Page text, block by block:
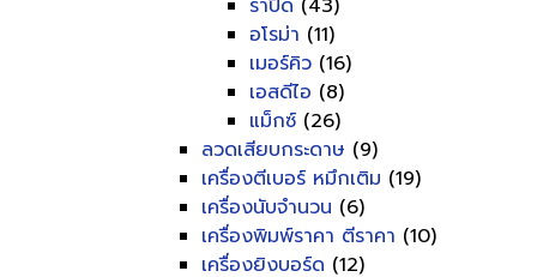
ราปิด (43)
อโรม่า (11)
เมอร์คิว (16)
เอสดีไอ (8)
แม็กซ์ (26)
ลวดเสียบกระดาษ (9)
เครื่องตีเบอร์ หมึกเติม (19)
เครื่องนับจำนวน (6)
เครื่องพิมพ์ราคา ตีราคา (10)
เครื่องยิงบอร์ด (12)